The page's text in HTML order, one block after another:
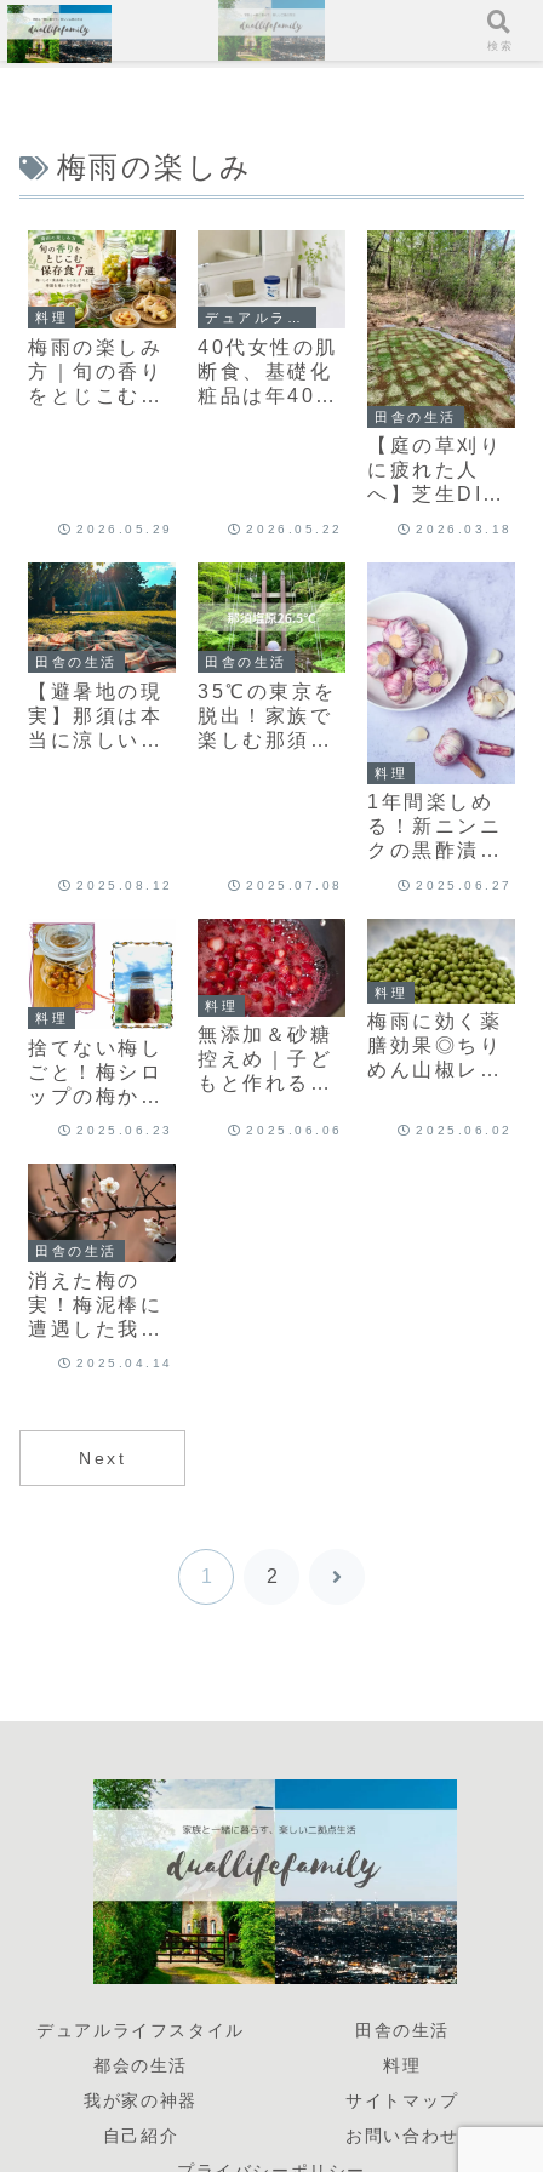
梅雨の楽しみ
料理
梅雨の楽しみ
方｜旬の香り
をとじこむ保
2026.05.29
40代女性の肌
断食、基礎化
粧品は年400
2026.05.22
田舎の生活
【庭の草刈り
に疲れた人
へ】芝生DIY
2026.03.18
田舎の生活
【避暑地の現
実】那須は本
当に涼しい？
2025.08.12
田舎の生活
35℃の東京を
脱出！家族で
楽しむ那須の
2025.07.08
料理
1年間楽しめ
る！新ニンニ
クの黒酢漬け
2025.06.27
料理
捨てない梅し
ごと！梅シロ
ップの梅から
加熱だけで作
ャム
2025.06.23
料理
無添加＆砂糖
控えめ｜子ど
もと作れる簡
ム｜道の駅の
2025.06.06
料理
梅雨に効く薬
膳効果◎ちり
めん山椒レシ
2025.06.02
田舎の生活
消えた梅の
実！梅泥棒に
遭遇した我が
家で実施した
2025.04.14
Next
1 2
次
デュアルライフスタイル
田舎の生活
都会の生活
料理
我が家の神器
サイトマップ
自己紹介
お問い合わせ
メニュー 検索